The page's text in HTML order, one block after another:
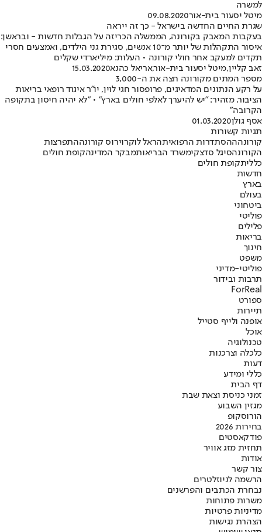
למשרה
מיטל יסעור בית-אור09.08.2020
שגרת החיים החדשה בישראל - כך זה ייראה
בעקבות המאבק בקורונה, הממשלה הכריזה על הגבלות חדשות - ובראשן:
איסור התקהלות של יותר מ־10 אנשים, סגירת גני הילדים, ואמצעים חסרי
תקדים למעקב אחר חולי קורונה • העלות: מיליארדי שקלים
זאב קליין,מיטל יסעור בית-אור,אריאל כהנא15.03.2020
מספר המתים מקורונה חצה את ה-3,000
על רקע הנתונים המדאיגים, פרופסור חגי לוין, יו"ר איגוד רופאי בריאות
הציבור, מזהיר: "יש להיערך לאלפי חולים בארץ" • "לא יהיה חיסון בתקופה
הקרובה"
אסף גולן01.03.2020
תגיות קשורות
קורונהההסתדרות הרפואיתהראל לוקרוירוס קורונההתפרצות
הקורונהסיגל סדצקימשרד הבריאותמבקר המדינהקופת חולים
כלליתקופת חולים
חדשות
בארץ
בעולם
ביטחוני
פוליטי
פלילים
בריאות
חינוך
משפט
פוליטי-מדיני
תרבות ובידור
ForReal
ספורט
תיירות
אופנה ולייף סטייל
אוכל
טכנולוגיה
כלכלה וצרכנות
דעות
כללי ומידע
דף הבית
זמני כניסת וצאת שבת
מגזין השבוע
הורוסקופ
בחירות 2026
פודקאסטים
תחזית מזג אוויר
אודות
צור קשר
הרשמה לניוזלטרים
נבחרת הכתבים והפרשנים
משרות פתוחות
מדיניות פרטיות
הצהרת נגישות